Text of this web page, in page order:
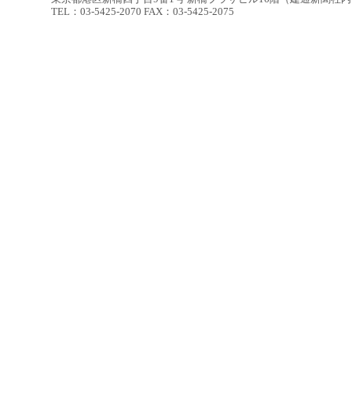
TEL：03-5425-2070 FAX：03-5425-2075